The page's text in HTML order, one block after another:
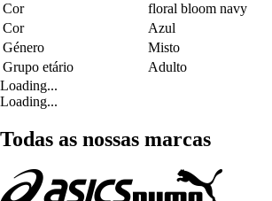
Cor
floral bloom navy
Cor
Azul
Género
Misto
Grupo etário
Adulto
Loading...
Loading...
Todas as nossas marcas